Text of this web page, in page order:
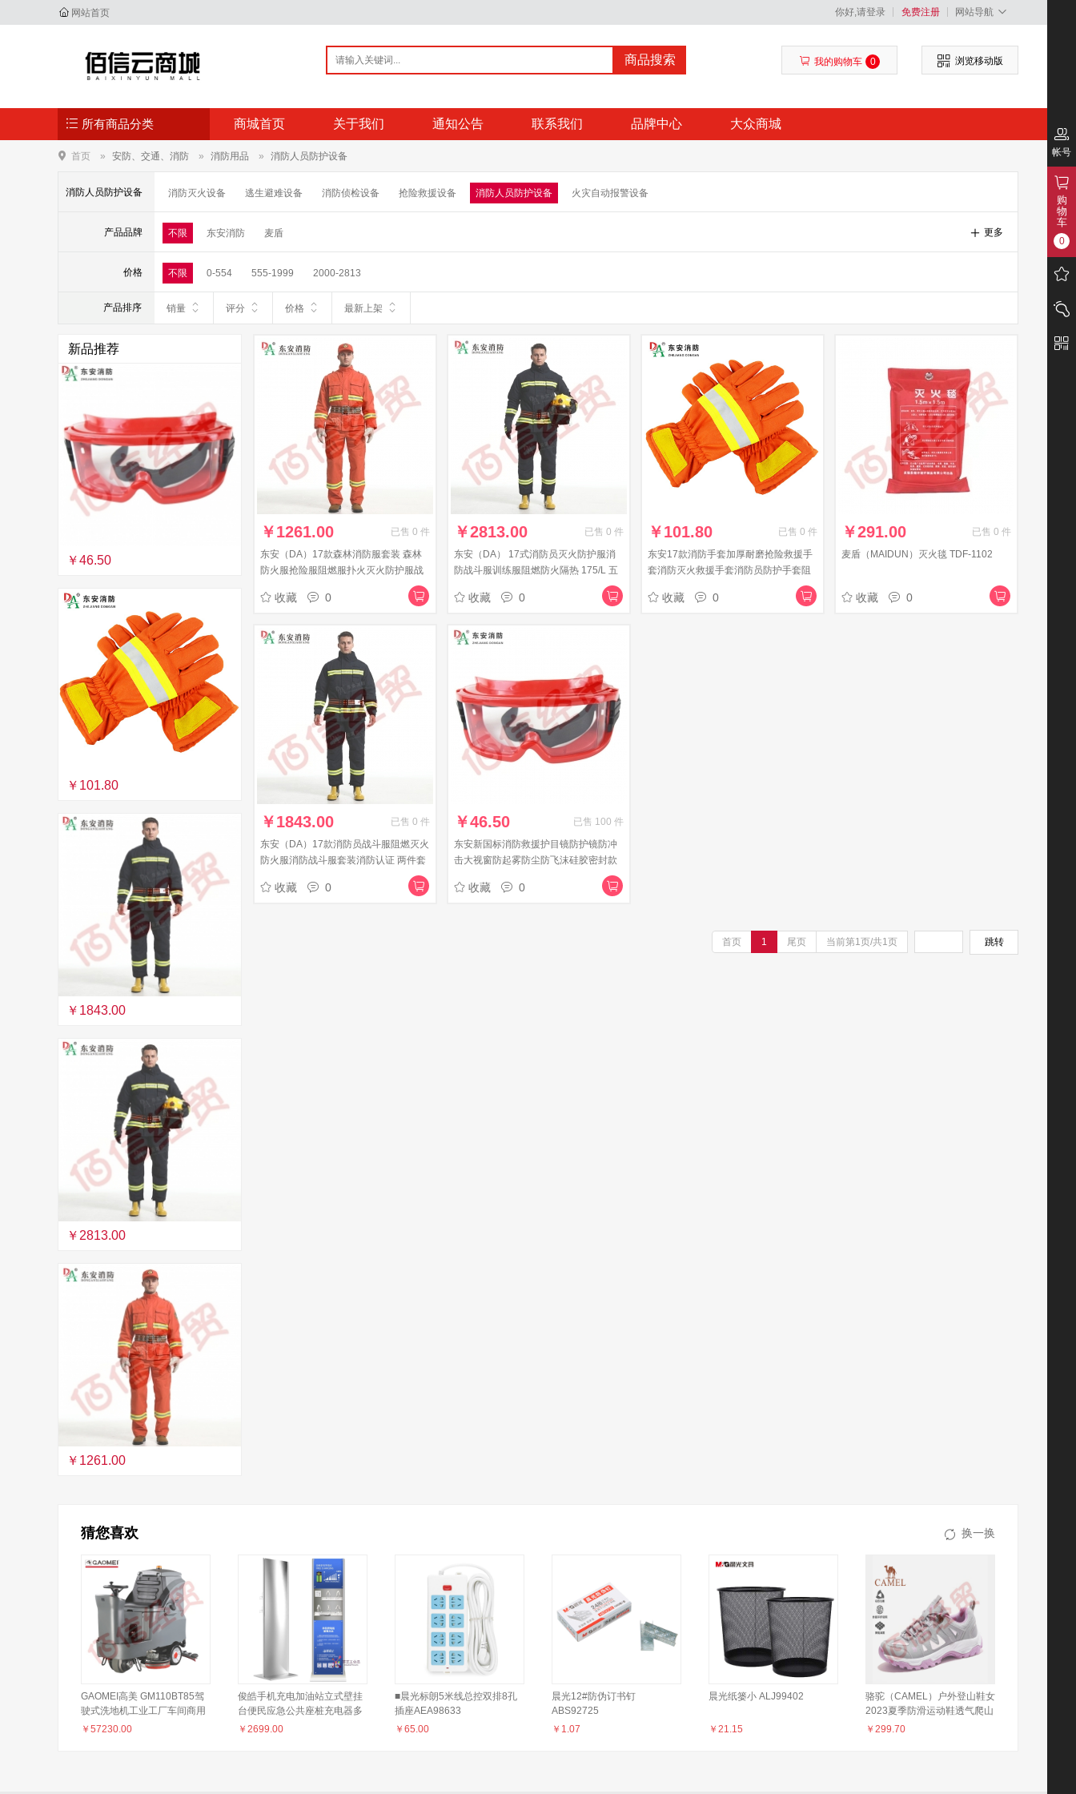
网站首页 你好,请登录 免费注册 网站导航
商品搜索 我的购物车 0 浏览移动版
所有商品分类 商城首页 关于我们 通知公告 联系我们 品牌中心 大众商城
首页 安防、交通、消防 消防用品 消防人员防护设备
消防人员防护设备 消防灭火设备 逃生避难设备 消防侦检设备 抢险救援设备 消防人员防护设备 火灾自动报警设备
产品品牌 不限 东安消防 麦盾 更多
价格 不限 0-554 555-1999 2000-2813
产品排序 销量 评分 价格 最新上架
新品推荐
￥46.50
￥101.80
￥1843.00
￥2813.00
￥1261.00
￥1261.00 已售 0 件
东安（DA）17款森林消防服套装 森林
防火服抢险服阻燃服扑火灭火防护服战
收藏 0
￥2813.00 已售 0 件
东安（DA） 17式消防员灭火防护服消
防战斗服训练服阻燃防火隔热 175/L 五
收藏 0
￥101.80 已售 0 件
东安17款消防手套加厚耐磨抢险救援手
套消防灭火救援手套消防员防护手套阻
收藏 0
￥291.00 已售 0 件
麦盾（MAIDUN）灭火毯 TDF-1102
收藏 0
￥1843.00 已售 0 件
东安（DA）17款消防员战斗服阻燃灭火
防火服消防战斗服套装消防认证 两件套
收藏 0
￥46.50 已售 100 件
东安新国标消防救援护目镜防护镜防冲
击大视窗防起雾防尘防飞沫硅胶密封款
收藏 0
首页 1 尾页 当前第1页/共1页 跳转
猜您喜欢 换一换
GAOMEI高美 GM110BT85驾
驶式洗地机工业工厂车间商用
拖地机扫地机车库超市停车场
￥ 57230.00
俊皓手机充电加油站立式壁挂
台便民应急公共座桩充电器多
功能 A款《标准版可自行更换
￥ 2699.00
■晨光标朗5米线总控双排8孔
插座AEA98633
￥ 65.00
晨光12#防伪订书钉
ABS92725
￥ 1.07
晨光纸篓小 ALJ99402
￥ 21.15
骆驼（CAMEL）户外登山鞋女
2023夏季防滑运动鞋透气爬山
专业徒步鞋男鞋
￥ 299.70
帐号
购
物
车
0